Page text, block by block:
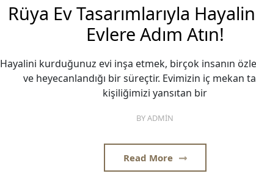
Rüya Ev Tasarımlarıyla
Evlere Adım Atın!
Hayalini kurduğunuz evi inşa etmek, birçok insanın
ve heyecanlandığı bir süreçtir. Evimizin iç mekan
kişiliğimizi yansıtan bir
BYADMIN
Read More